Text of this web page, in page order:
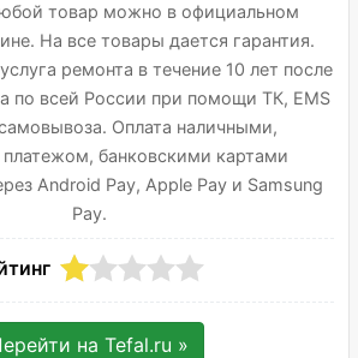
товар можно в официальном
На все товары дается гарантия.
ремонта в течение 10 лет после
по всей России при помощи ТК, ЕМS
Оплата наличными,
банковскими картами
Android Pay, Apple Pay и Samsung
Pay.
на Tefal.ru »